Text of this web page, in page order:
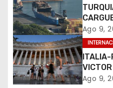
e
n
t
r
Ago 9,
ITALIA-
Ago 9,